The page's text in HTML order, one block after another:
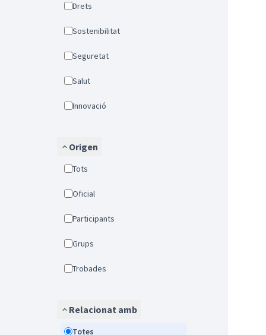
Drets
Sostenibilitat
Seguretat
Salut
Innovació
Origen
Tots
Oficial
Participants
Grups
Trobades
Relacionat amb
Totes